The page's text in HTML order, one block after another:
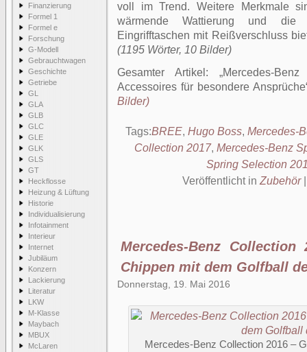
Finanzierung
Formel 1
Formel e
Forschung
G-Modell
Gebrauchtwagen
Geschichte
Getriebe
GL
GLA
GLB
GLC
GLE
GLK
GLS
GT
Heckflosse
Heizung & Lüftung
Historie
Individualisierung
Infotainment
Interieur
Internet
Jubiläum
Konzern
Lackierung
Literatur
LKW
M-Klasse
Maybach
MBUX
McLaren
voll im Trend. Weitere Merkmale
wärmende Wattierung und die
Eingrifftaschen mit Reißverschluss
(1195 Wörter, 10 Bilder)
Gesamter Artikel: Mercedes-
Accessoires für besondere Ansprüche
Bilder)
Tags:BREE, Hugo Boss, Mercedes-
Collection 2017, Mercedes-Benz
Spring Selection
Veröffentlicht in Zubehör
Mercedes-Benz
Chippen mit dem Golfball
Donnerstag, 19. Mai 2016
Mercedes-Benz Collection 2016 –